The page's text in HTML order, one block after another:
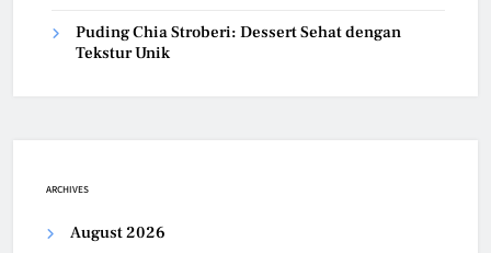
Puding Chia Stroberi: Dessert Sehat dengan
Tekstur Unik
ARCHIVES
August 2026